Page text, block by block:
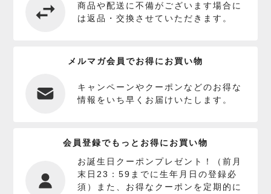
商品や配送に不備がございます場合に
は返品・交換させていただきます。
メルマガ会員でお得にお買い物
キャンペーンやクーポンなどのお得な
情報をいち早くお届けいたします。
会員登録でもっとお得にお買い物
お誕生日クーポンプレゼント！（前月
末日23：59までに生年月日の登録必
須）また、お得なクーポンを定期的に